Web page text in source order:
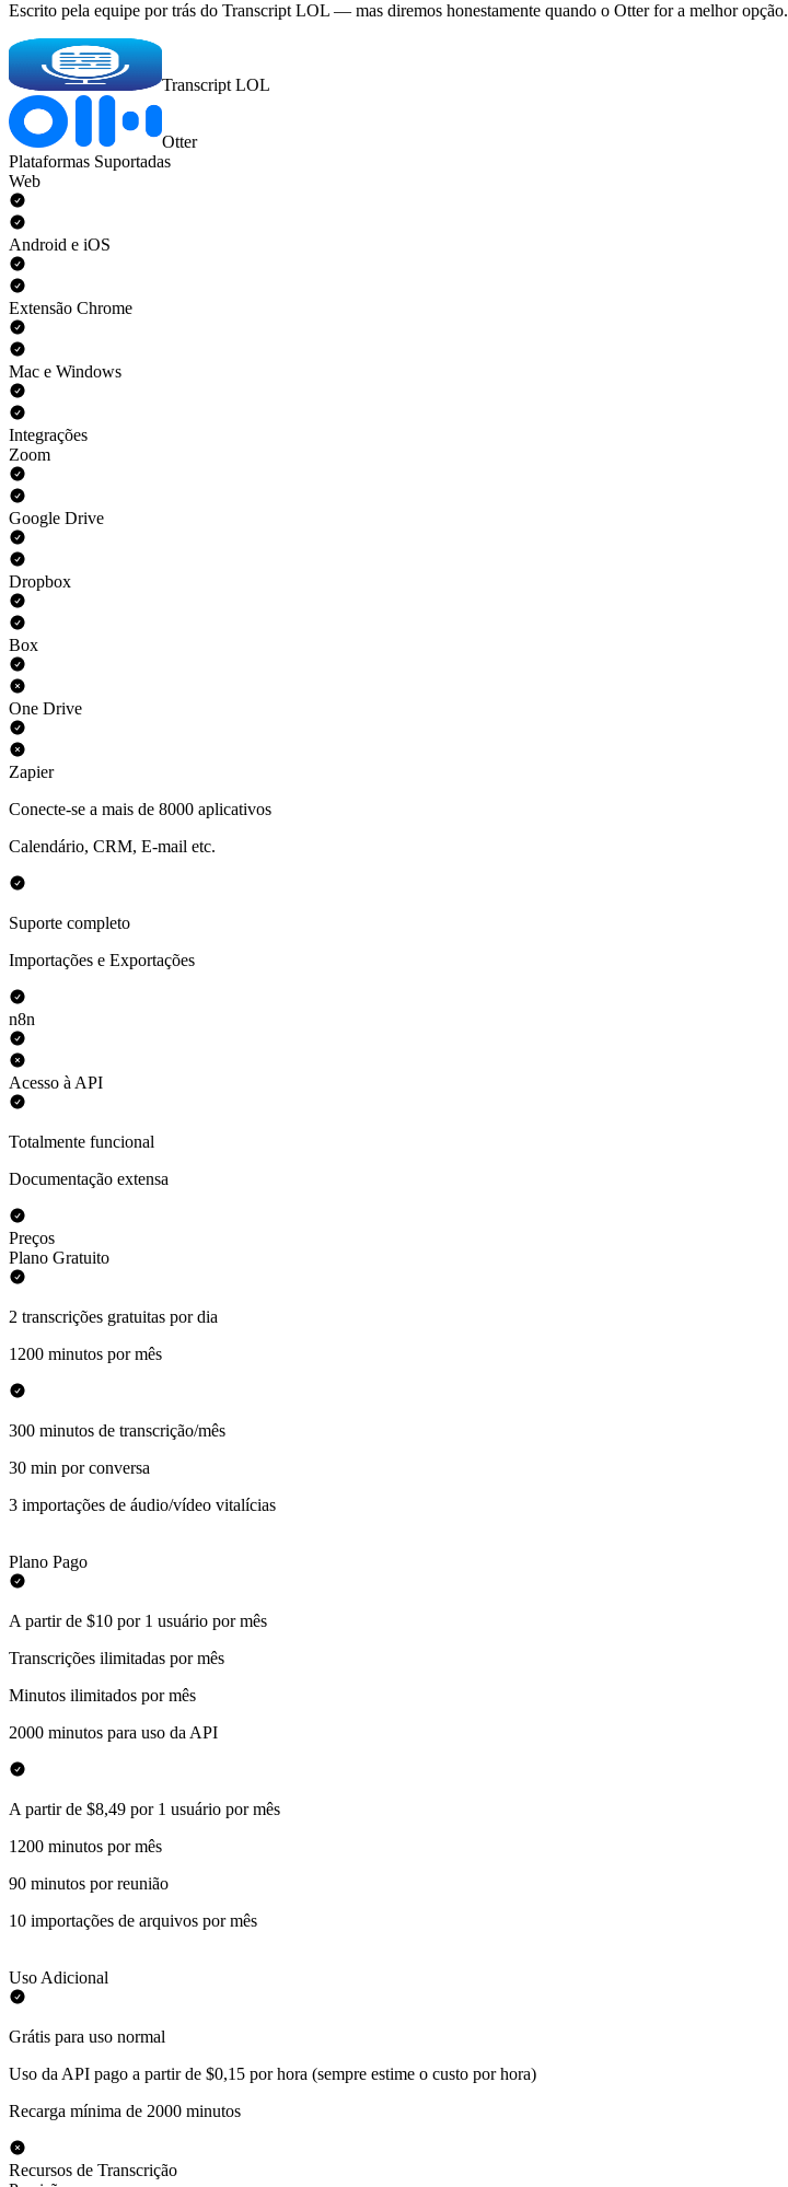
Escrito pela equipe por trás do Transcript LOL — mas diremos honestamente quando o Otter for a melhor opção.
Transcript LOL
Otter
Plataformas Suportadas
Web
Android e iOS
Extensão Chrome
Mac e Windows
Integrações
Zoom
Google Drive
Dropbox
Box
One Drive
Zapier
Conecte-se a mais de 8000 aplicativos
Calendário, CRM, E-mail etc.
Suporte completo
Importações e Exportações
n8n
Acesso à API
Totalmente funcional
Documentação extensa
Preços
Plano Gratuito
2 transcrições gratuitas por dia
1200 minutos por mês
300 minutos de transcrição/mês
30 min por conversa
3 importações de áudio/vídeo vitalícias
Plano Pago
A partir de $10 por 1 usuário por mês
Transcrições ilimitadas por mês
Minutos ilimitados por mês
2000 minutos para uso da API
A partir de $8,49 por 1 usuário por mês
1200 minutos por mês
90 minutos por reunião
10 importações de arquivos por mês
Uso Adicional
Grátis para uso normal
Uso da API pago a partir de $0,15 por hora (sempre estime o custo por hora)
Recarga mínima de 2000 minutos
Recursos de Transcrição